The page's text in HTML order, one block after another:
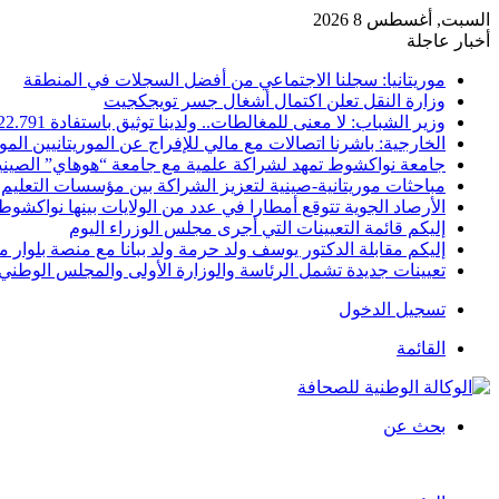
السبت, أغسطس 8 2026
أخبار عاجلة
موريتانيا: سجلنا الاجتماعي من أفضل السجلات في المنطقة
وزارة النقل تعلن اكتمال أشغال جسر تويجكجيت
وزير الشباب: لا معنى للمغالطات.. ولدينا توثيق باستفادة 22.791
الخارجية: باشرنا اتصالات مع مالي للإفراج عن الموريتانيين
جامعة نواكشوط تمهد لشراكة علمية مع جامعة “هوهاي”
مباحثات موريتانية-صينية لتعزيز الشراكة بين مؤسسات التعليم
الأرصاد الجوية تتوقع أمطارا في عدد من الولايات بينها
إليكم قائمة التعيينات التي أجرى مجلس الوزراء اليوم
إليكم مقابلة الدكتور يوسف ولد حرمة ولد ببانا مع منصة بلوار
تعيينات جديدة تشمل الرئاسة والوزارة الأولى والمجلس
تسجيل الدخول
القائمة
بحث عن